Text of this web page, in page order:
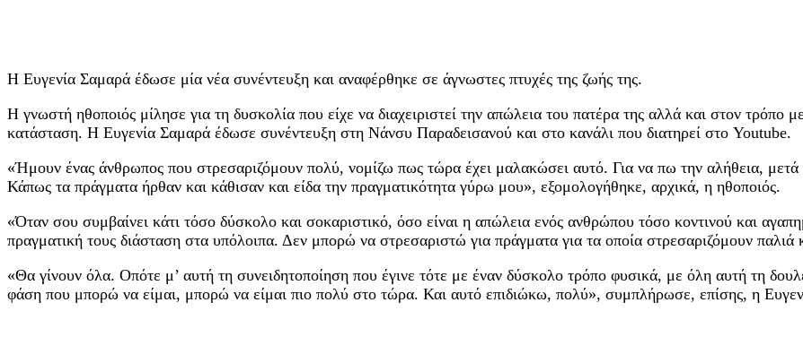
Η Ευγενία Σαμαρά έδωσε μία νέα συνέντευξη και αναφέρθηκε σε άγνωστες πτυχές της ζωής της.
Η γνωστή ηθοποιός μίλησε για τη δυσκολία που είχε να διαχειριστεί την απώλεια του πατέρα της αλλά και στον τρόπο
κατάσταση. Η Ευγενία Σαμαρά έδωσε συνέντευξη στη Νάνσυ Παραδεισανού και στο κανάλι που διατηρεί στο Youtube.
«Ήμουν ένας άνθρωπος που στρεσαριζόμουν πολύ, νομίζω πως τώρα έχει μαλακώσει αυτό. Για να πω την αλήθεια,
Κάπως τα πράγματα ήρθαν και κάθισαν και είδα την πραγματικότητα γύρω μου», εξομολογήθηκε, αρχικά, η ηθοποιός.
«Όταν σου συμβαίνει κάτι τόσο δύσκολο και σοκαριστικό, όσο είναι η απώλεια ενός ανθρώπου τόσο κοντινού και
πραγματική τους διάσταση στα υπόλοιπα. Δεν μπορώ να στρεσαριστώ για πράγματα για τα οποία στρεσαριζόμουν
«Θα γίνουν όλα. Οπότε μ’ αυτή τη συνειδητοποίηση που έγινε τότε με έναν δύσκολο τρόπο φυσικά, με όλη αυτή τη
φάση που μπορώ να είμαι, μπορώ να είμαι πιο πολύ στο τώρα. Και αυτό επιδιώκω, πολύ», συμπλήρωσε, επίσης, η